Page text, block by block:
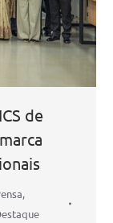
de
,